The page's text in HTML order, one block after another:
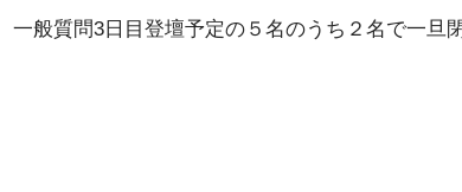
一般質問3日目登壇予定の５名のうち２名で一旦